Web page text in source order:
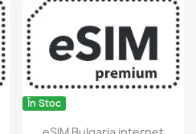
În Stoc